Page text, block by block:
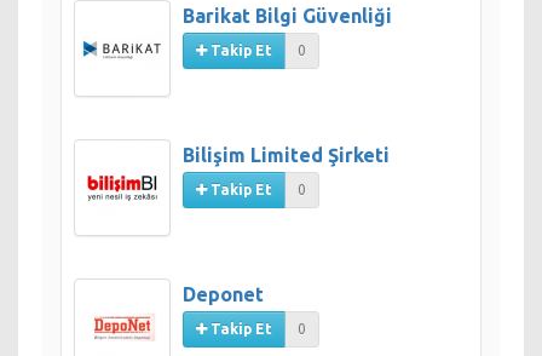
Barikat Bilgi Güvenliği
Takip Et 0
Bilişim Limited Şirketi
Takip Et 0
Deponet
Takip Et 0